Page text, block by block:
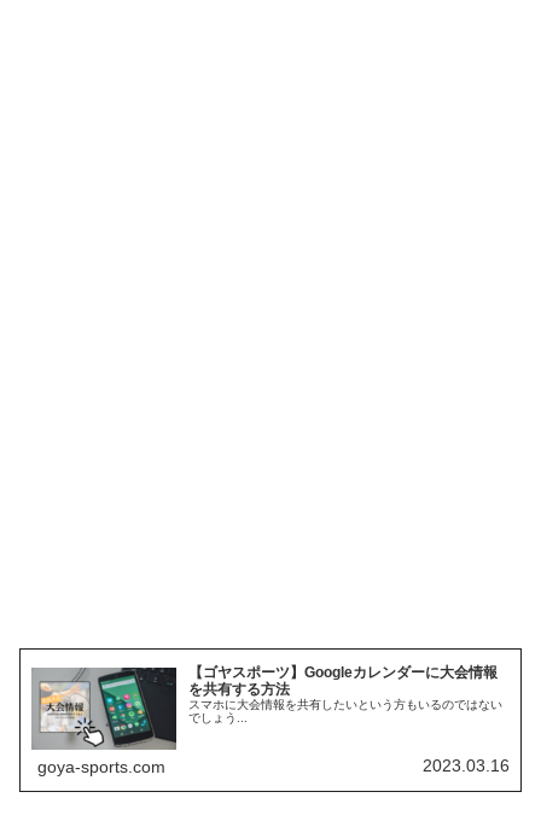
【ゴヤスポーツ】Googleカレンダーに大会情報
を共有する方法
スマホに大会情報を共有したいという方もいるのではない
でしょう...
goya-sports.com 2023.03.16